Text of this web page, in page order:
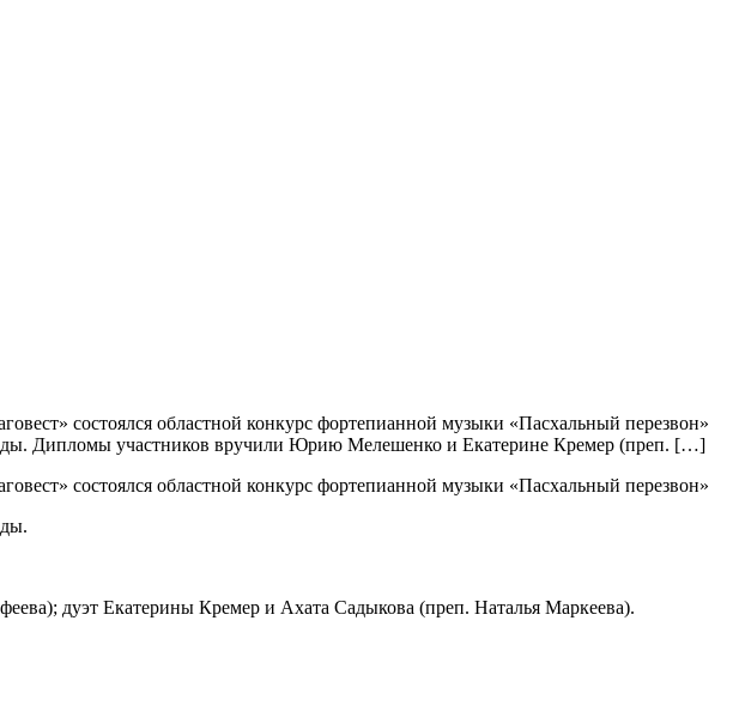
состоялся областной конкурс фортепианной музыки «Пасхальный перезвон»
Дипломы участников вручили Юрию Мелешенко и Екатерине Кремер (преп. […]
состоялся областной конкурс фортепианной музыки «Пасхальный перезвон»
дуэт Екатерины Кремер и Ахата Садыкова (преп. Наталья Маркеева).